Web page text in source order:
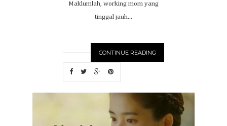
Maklumlah, working mom yang
tinggal jauh...
CONTINUE READING